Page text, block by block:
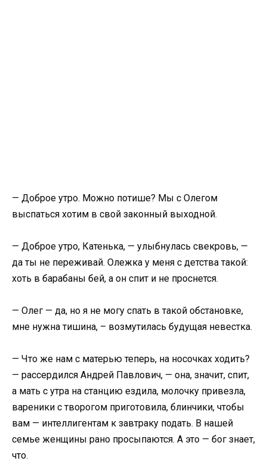
— Доброе утро. Можно потише? Мы с Олегом
выспаться хотим в свой законный выходной.
— Доброе утро, Катенька, — улыбнулась свекровь, —
да ты не переживай. Олежка у меня с детства такой:
хоть в барабаны бей, а он спит и не проснется.
— Олег — да, но я не могу спать в такой обстановке,
мне нужна тишина, – возмутилась будущая невестка.
— Что же нам с матерью теперь, на носочках ходить?
— рассердился Андрей Павлович, — она, значит, спит,
а мать с утра на станцию ездила, молочку привезла,
вареники с творогом приготовила, блинчики, чтобы
вам — интеллигентам к завтраку подать. В нашей
семье женщины рано просыпаются. А это — бог знает,
что.